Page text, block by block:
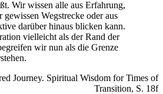
Wir wissen alle aus Erfahrung,
gewissen Wegstrecke oder aus
darüber hinaus blicken kann.
vielleicht als der Rand der
wir nun als die Grenze
Journey. Spiritual Wisdom for Times of
Transition, S. 18f